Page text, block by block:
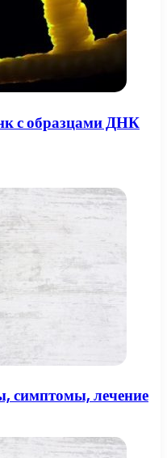
с образцами ДНК
симптомы, лечение